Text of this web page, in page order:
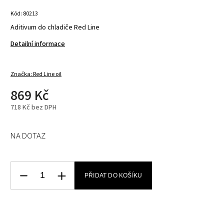
Kód: 80213
Aditivum do chladiče Red Line
Detailní informace
Značka:Red Line oil
869 Kč
718 Kč bez DPH
NA DOTAZ
PŘIDAT DO KOŠÍKU